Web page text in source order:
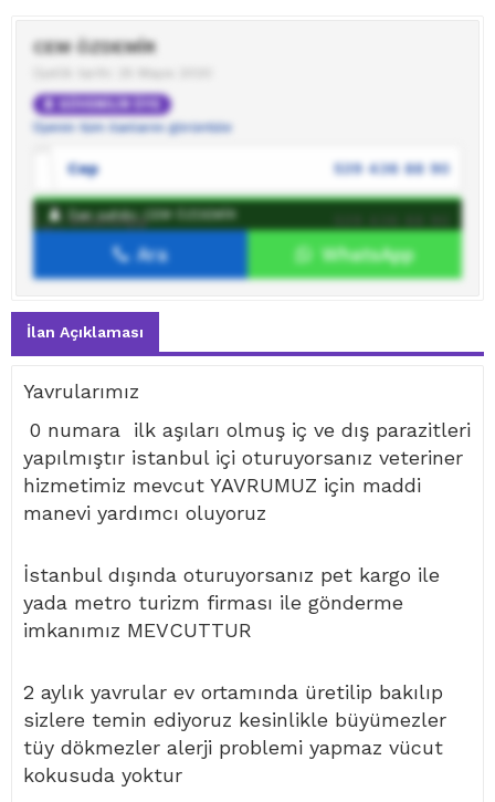
CEM ÖZDEMİR
Üyenin tüm ilanlarını görüntüle
Cep 539 436 88 90
WhatsApp
İlan sahibine mesaj gönder
İlan sahibi: CEM ÖZDEMİR
Ara WhatsApp
İlan Açıklaması
Yavrularımız
0 numara ilk aşıları olmuş iç ve dış parazitleri
yapılmıştır istanbul içi oturuyorsanız veteriner
hizmetimiz mevcut YAVRUMUZ için maddi
manevi yardımcı oluyoruz
İstanbul dışında oturuyorsanız pet kargo ile
yada metro turizm firması ile gönderme
imkanımız MEVCUTTUR
2 aylık yavrular ev ortamında üretilip bakılıp
sizlere temin ediyoruz kesinlikle büyümezler
tüy dökmezler alerji problemi yapmaz vücut
kokusuda yoktur